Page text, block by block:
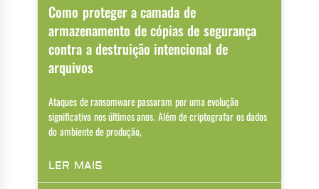
Como proteger a camada de
armazenamento de cópias de segurança
contra a destruição intencional de
arquivos
Ataques de ransomware passaram por uma evolução
significativa nos últimos anos. Além de criptografar os dados
do ambiente de produção,
LER MAIS